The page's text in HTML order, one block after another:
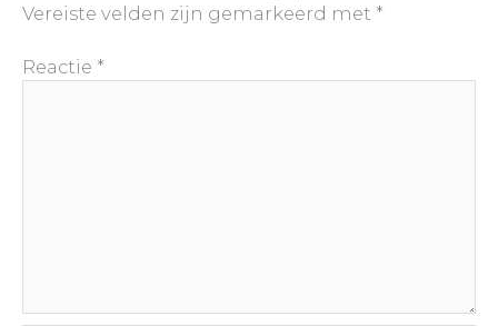
Vereiste velden zijn gemarkeerd met *
Reactie *